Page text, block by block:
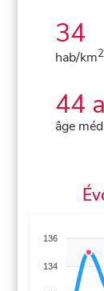
34
hab/km2
44
âge
136
134